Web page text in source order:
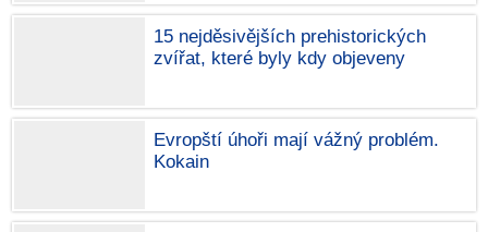
15 nejděsivějších prehistorických
zvířat, které byly kdy objeveny
Evropští úhoři mají vážný problém.
Kokain